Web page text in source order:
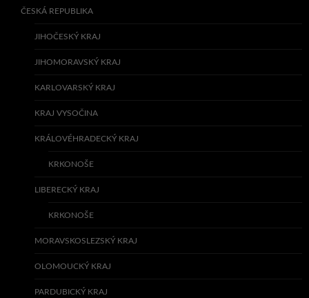
ČESKÁ REPUBLIKA
JIHOČESKÝ KRAJ
JIHOMORAVSKÝ KRAJ
KARLOVARSKÝ KRAJ
KRAJ VYSOČINA
KRÁLOVÉHRADECKÝ KRAJ
KRKONOŠE
LIBERECKÝ KRAJ
KRKONOŠE
MORAVSKOSLEZSKÝ KRAJ
OLOMOUCKÝ KRAJ
PARDUBICKÝ KRAJ